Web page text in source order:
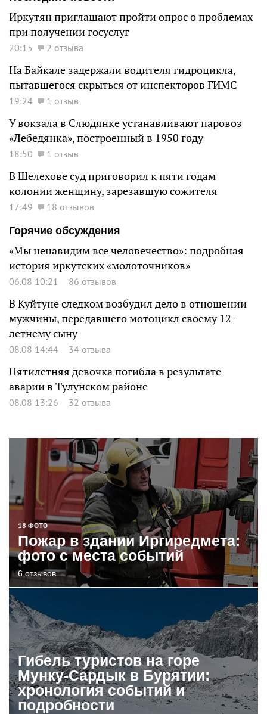
Иркутян приглашают пройти опрос о проблемах
при получении госуслуг
20:15 2 отзыва
На Байкале задержали водителя гидроцикла,
пытавшегося скрыться от инспекторов ГИМС
19:24 1 отзыв
У вокзала в Слюдянке устанавливают паровоз
«Лебедянка», построенный в 1950 году
18:50 1 отзыв
В Шелехове суд приговорил к пяти годам
колонии женщину, зарезавшую сожителя
17:49
18 отзывов
Горячие обсуждения
«Мы ненавидим все человечество»: подробная
история иркутских «молоточников»
06.08 10:21 86 отзывов
В Куйтуне следком возбудил дело в отношении
мужчины, передавшего мотоцикл своему 12-
летнему сыну
08.08 14:44 34 отзыва
Пятилетняя девочка погибла в результате
аварии в Тулунском районе
08.08 13:26 32 отзыва
18 ФОТО
Пожар в здании Иргиредмета:
фото с места событий
6 отзывов
Гибель туристов на горе
Мунку-Сардык в Бурятии:
хронология событий и
подробности